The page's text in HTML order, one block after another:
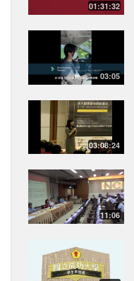
01:31:32
03:05
03:08:24
11:06